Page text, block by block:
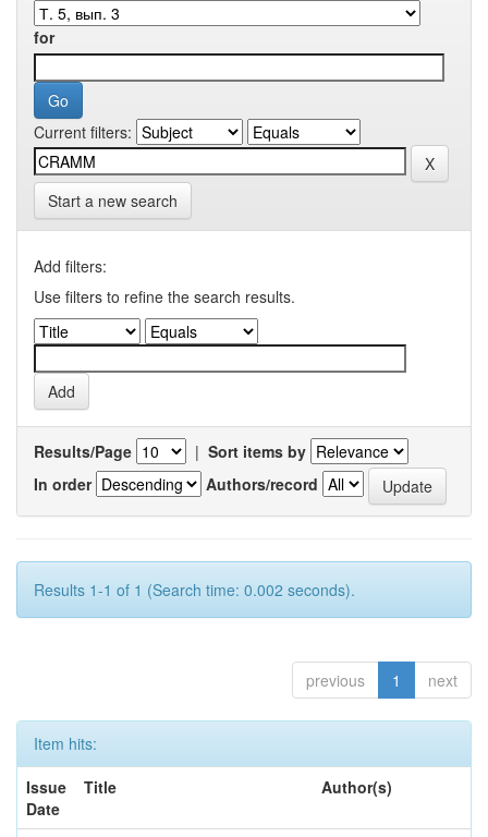
for
Current filters:
Start a new search
Add filters:
Use filters to refine the search results.
Results/Page | Sort items by
In order
Authors/record
Results 1-1 of 1 (Search time: 0.002 seconds).
previous 1 next
Item hits:
Issue
Date
Title Author(s)